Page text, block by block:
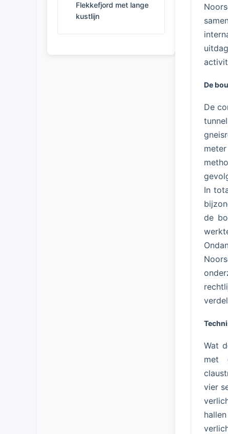
Flekkefjord met lange
kustlijn
De
De
In
de
Wat
met
vier